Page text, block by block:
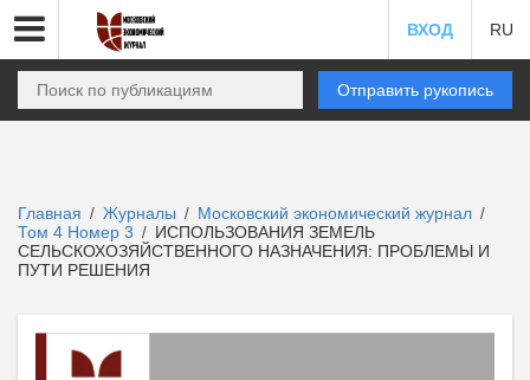
ВХОД RU
Отправить рукопись
Главная / Журналы / Московский экономический журнал /
Том 4 Номер 3 / ИСПОЛЬЗОВАНИЯ ЗЕМЕЛЬ
СЕЛЬСКОХОЗЯЙСТВЕННОГО НАЗНАЧЕНИЯ: ПРОБЛЕМЫ И
ПУТИ РЕШЕНИЯ